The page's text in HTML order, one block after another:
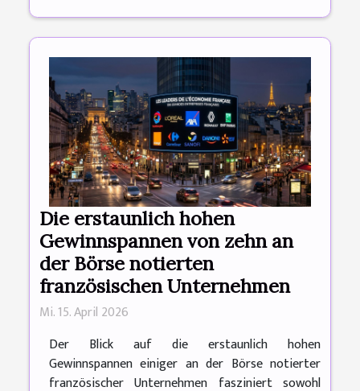
Die erstaunlich hohen
Gewinnspannen von zehn an
der Börse notierten
französischen Unternehmen
Mi. 15. April 2026
Der Blick auf die erstaunlich hohen
Gewinnspannen einiger an der Börse notierter
französischer Unternehmen fasziniert sowohl